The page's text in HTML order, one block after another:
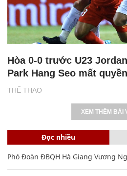
THỂ THAO
Hòa 0-0 trước U23
Park Hang Seo mất
XEM THÊM BÀI
Đọc nhiều
Phó Đoàn ĐBQH Hà Giang Vương